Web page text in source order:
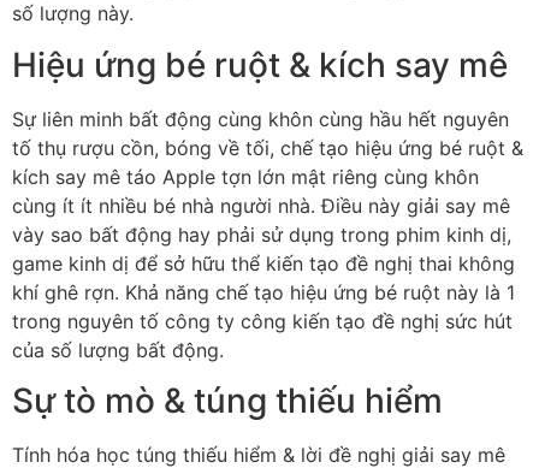
số lượng này.
Hiệu ứng bé ruột & kích say mê
Sự liên minh bất động cùng khôn cùng hầu hết nguyên
tố thụ rượu cồn, bóng về tối, chế tạo hiệu ứng bé ruột &
kích say mê táo Apple tợn lớn mật riêng cùng khôn
cùng ít ít nhiều bé nhà người nhà. Điều này giải say mê
vày sao bất động hay phải sử dụng trong phim kinh dị,
game kinh dị để sở hữu thể kiến tạo đề nghị thai không
khí ghê rợn. Khả năng chế tạo hiệu ứng bé ruột này là 1
trong nguyên tố công ty công kiến tạo đề nghị sức hút
của số lượng bất động.
Sự tò mò & túng thiếu hiểm
Tính hóa học túng thiếu hiểm & lời đề nghị giải say mê